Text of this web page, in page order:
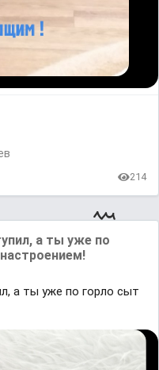
214
а ты уже по
а ты уже по горло сыт